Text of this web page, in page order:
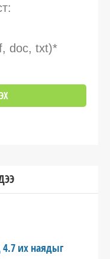
doc, txt)*
4.7 их наядыг